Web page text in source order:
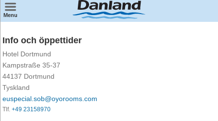
Menu
Wellness
Minisemester
Badland
Weekendresor
Info och öppettider
Hotel Dortmund
Kampstraße 35-37
44137 Dortmund
Tyskland
euspecial.sob@oyorooms.com
Tlf. +49 23158970